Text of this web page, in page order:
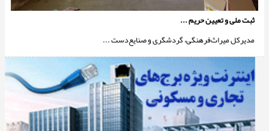
ثبت ملی و تعیین حریم ...
مدیرکل میراث‌فرهنگی، گردشگری و صنایع‌دست ...